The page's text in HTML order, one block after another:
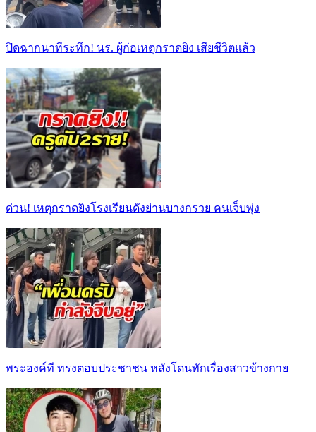
ปิดฉากนาทีระทึก! นร. ผู้ก่อเหตุกราดยิง เสียชีวิตแล้ว
ด่วน! เหตุกราดยิงโรงเรียนดังย่านบางกรวย คนเจ็บพุ่ง
พระองค์ที ทรงตอบประชาชน หลังโดนทักเรื่องสาวข้างกาย